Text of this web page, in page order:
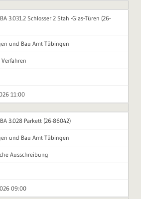
3.031.2 Schlosser 2 Stahl-Glas-Türen (26-
und Bau Amt Tübingen
Verfahren
11:00
BA 3.028 Parkett (26-86042)
und Bau Amt Tübingen
Ausschreibung
09:00